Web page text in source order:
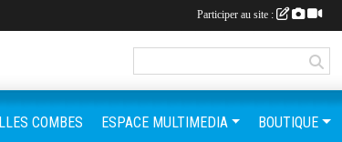
COMBES ESPACE MULTIMEDIA BOUTIQUE
Participer au site :